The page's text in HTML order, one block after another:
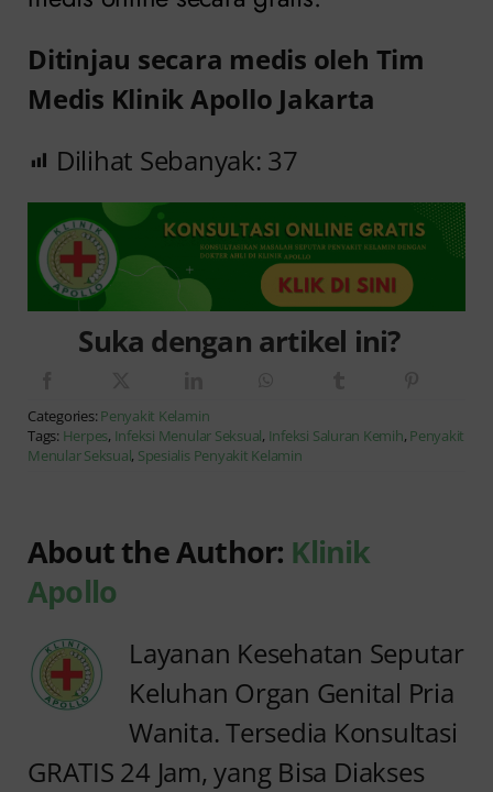
Ditinjau secara medis oleh Tim
Medis Klinik Apollo Jakarta
Dilihat Sebanyak: 37
Suka dengan artikel ini?
Categories: Penyakit Kelamin
Tags: Herpes, Infeksi Menular Seksual, Infeksi Saluran Kemih, Penyakit
Menular Seksual, Spesialis Penyakit Kelamin
About the Author: Klinik
Apollo
Layanan Kesehatan Seputar
Keluhan Organ Genital Pria
Wanita. Tersedia Konsultasi
GRATIS 24 Jam, yang Bisa Diakses